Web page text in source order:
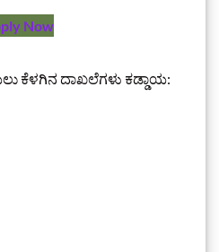
Now
ದಾಖಲೆಗಳು ಕಡ್ಡಾಯ: